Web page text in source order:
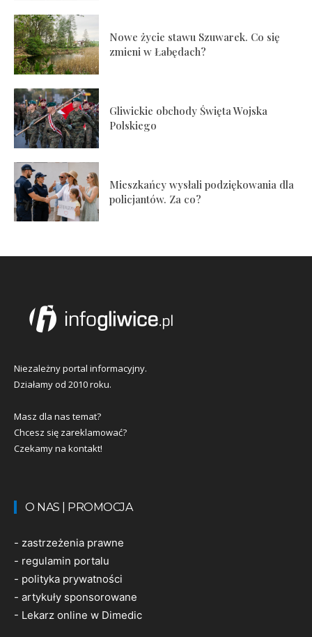
Nowe życie stawu Szuwarek. Co się
zmieni w Łabędach?
Gliwickie obchody Święta Wojska
Polskiego
Mieszkańcy wysłali podziękowania dla
policjantów. Za co?
Niezależny portal informacyjny.
Działamy od 2010 roku.
Masz dla nas temat?
Chcesz się zareklamować?
Czekamy na kontakt!
O NAS | PROMOCJA
- zastrzeżenia prawne
- regulamin portalu
- polityka prywatności
- artykuły sponsorowane
- Lekarz online w Dimedic